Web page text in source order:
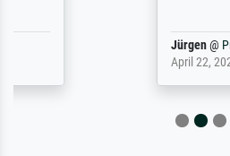
ProvenExpert